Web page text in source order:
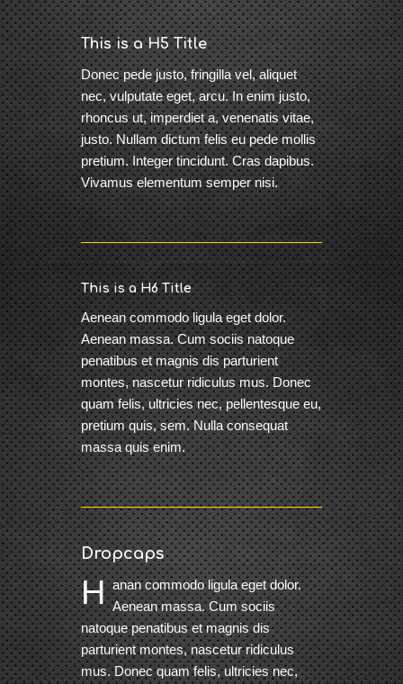
This is a H5 Title
Donec pede justo, fringilla vel, aliquet
nec, vulputate eget, arcu. In enim justo,
rhoncus ut, imperdiet a, venenatis vitae,
justo. Nullam dictum felis eu pede mollis
pretium. Integer tincidunt. Cras dapibus.
Vivamus elementum semper nisi.
This is a H6 Title
Aenean commodo ligula eget dolor.
Aenean massa. Cum sociis natoque
penatibus et magnis dis parturient
montes, nascetur ridiculus mus. Donec
quam felis, ultricies nec, pellentesque eu,
pretium quis, sem. Nulla consequat
massa quis enim.
Dropcaps
H anan commodo ligula eget dolor.
Aenean massa. Cum sociis
natoque penatibus et magnis dis
parturient montes, nascetur ridiculus
mus. Donec quam felis, ultricies nec,